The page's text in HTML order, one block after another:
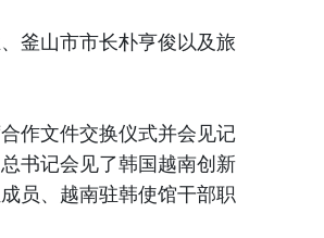
釜山市市长朴亨俊以及旅
作文件交换仪式并会见记
书记会见了韩国越南创新
员、越南驻韩使馆干部职